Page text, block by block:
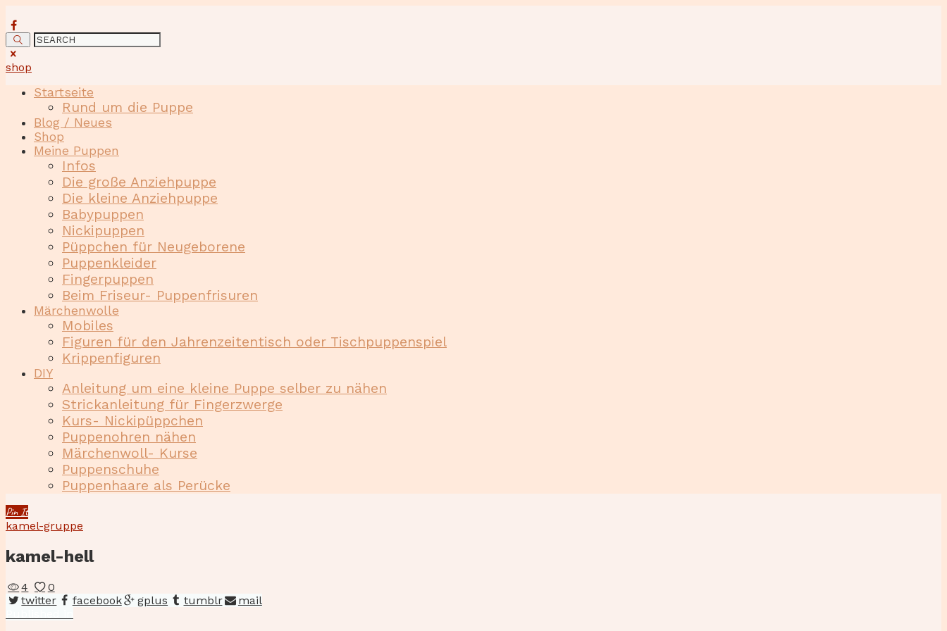
shop
Startseite
Rund um die Puppe
Blog / Neues
Shop
Meine Puppen
Infos
Die große Anziehpuppe
Die kleine Anziehpuppe
Babypuppen
Nickipuppen
Püppchen für Neugeborene
Puppenkleider
Fingerpuppen
Beim Friseur- Puppenfrisuren
Märchenwolle
Mobiles
Figuren für den Jahrenzeitentisch oder Tischpuppenspiel
Krippenfiguren
DIY
Anleitung um eine kleine Puppe selber zu nähen
Strickanleitung für Fingerzwerge
Kurs- Nickipüppchen
Puppenohren nähen
Märchenwoll- Kurse
Puppenschuhe
Puppenhaare als Perücke
Pin It
kamel-gruppe
kamel-hell
4
0
twitter
facebook gplus tumblr mail
Beitragsnavigation